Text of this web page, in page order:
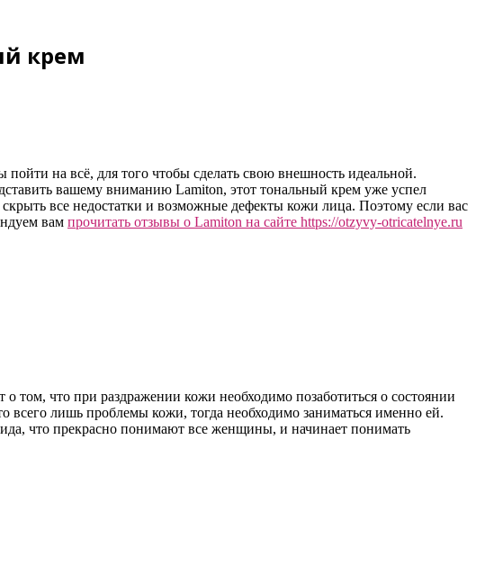
крем
на всё, для того чтобы сделать свою внешность идеальной.
вашему вниманию Lamiton, этот тональный крем уже успел
все недостатки и возможные дефекты кожи лица. Поэтому если вас
вам прочитать отзывы о Lamiton на сайте https://otzyvy-otricatelnye.ru
том, что при раздражении кожи необходимо позаботиться о состоянии
всего лишь проблемы кожи, тогда необходимо заниматься именно ей.
что прекрасно понимают все женщины, и начинает понимать